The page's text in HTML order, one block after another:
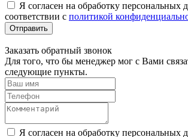
Я согласен на обработку персональных
соответствии с политикой
Отправить
Заказать обратный звонок
Для того, что бы менеджер мог с Вами
следующие пункты.
Я согласен на обработку персональных